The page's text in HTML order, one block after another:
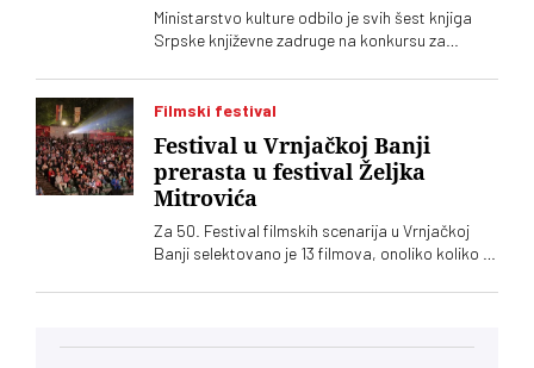
Ministarstvo kulture odbilo je svih šest knjiga
Srpske književne zadruge na konkursu za
Podsetimo da je predsednik SKZ profesor Milo
Lompar
Filmski festival
Festival u Vrnjačkoj Banji
prerasta u festival Željka
Mitrovića
Za 50. Festival filmskih scenarija u Vrnjačkoj
Banji selektovano je 13 filmova, onoliko koliko ih
dominiraju filmovi Željka Mitrovića